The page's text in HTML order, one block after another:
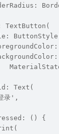
TextButton(
Text(
录',
() {